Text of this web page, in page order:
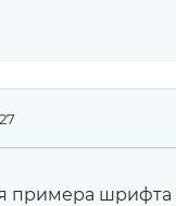
27
примера шрифта